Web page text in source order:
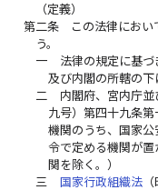
（定義）
第二条
この法律にお
う。
一
法律の規定に基づ
及び内閣の所轄の下
二
内閣府、宮内庁並
九号）第四十九条
機関のうち、国家
令で定める機関が
関を除く。）
三
国家行政組織法（